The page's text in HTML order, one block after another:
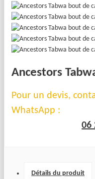
Ancestors
Pour un devis,
WhatsApp :
06
Détails du produit